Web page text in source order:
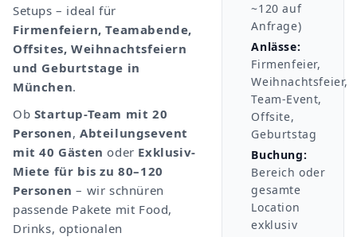
Setups – ideal für
Firmenfeiern, Teamabende,
Offsites, Weihnachtsfeiern
und Geburtstage in
München.
Ob Startup-Team mit 20
Personen,Abteilungsevent
mit 40 Gästen oder Exklusiv-
Miete für bis zu 80–120
Personen – wir schnüren
passende Pakete mit Food,
Drinks, optionalen
~120 auf
Anfrage)
Anlässe:
Firmenfeier,
Weihnachtsfeier,
Team-Event,
Offsite,
Geburtstag
Buchung:
Bereich oder
gesamte
Location
exklusiv